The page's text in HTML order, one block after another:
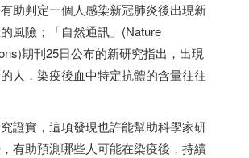
助判定一個人感染新冠肺炎後出現新
風險；「自然通訊」(Nature
期刊25日公布的新研究指出，出現
人，染疫後血中特定抗體的含量往往
證實，這項發現也許能幫助科學家研
有助預測哪些人可能在染疫後，持續